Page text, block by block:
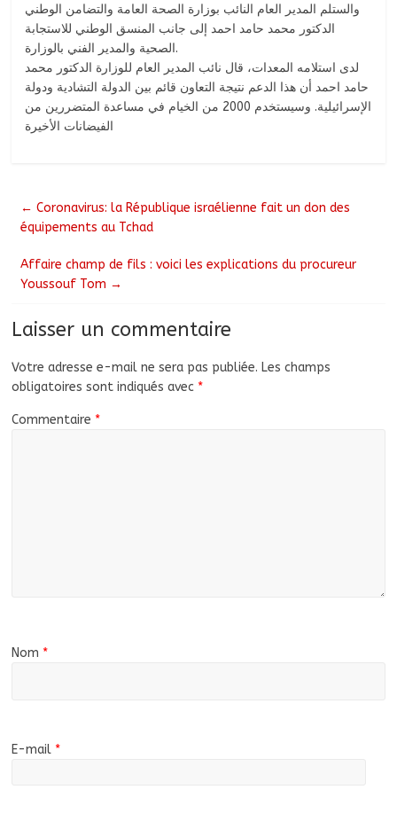
والستلم المدير العام النائب بوزارة الصحة العامة والتضامن الوطني
الدكتور محمد حامد احمد إلى جانب المنسق الوطني للاستجابة
الصحية والمدير الفني بالوزارة.
لدى استلامه المعدات، قال نائب المدير العام للوزارة الدكتور محمد
حامد احمد أن هذا الدعم نتيجة التعاون قائم بين الدولة التشادية ودولة
الإسرائيلية. وسيستخدم 2000 من الخيام في مساعدة المتضررين من
الفيضانات الأخيرة
← Coronavirus: la République israélienne fait un don des
équipements au Tchad
Affaire champ de fils : voici les explications du procureur
Youssouf Tom →
Laisser un commentaire
Votre adresse e-mail ne sera pas publiée. Les champs
obligatoires sont indiqués avec *
Commentaire *
Nom *
E-mail *